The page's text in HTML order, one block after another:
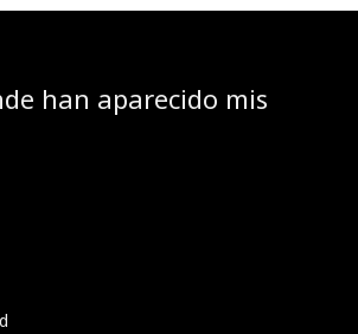
han aparecido mis